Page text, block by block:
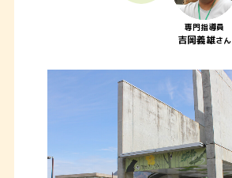
専門指導員
吉岡義雄さん